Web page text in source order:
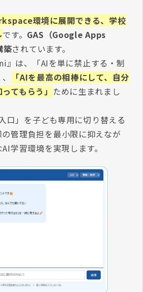
環境に展開できる、学校
です。 GAS（Google Apps
築されています。
』は、
「AIを単に禁止する・制
「AIを最高の相棒にして、自分
てもらう」 ために生まれまし
口」を子ども専用に切り替える
管理負担を最小限に抑えなが
学習環境を実現します。